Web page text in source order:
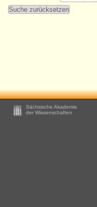
Footer
Sächsische Akademie
der Wissenschaften